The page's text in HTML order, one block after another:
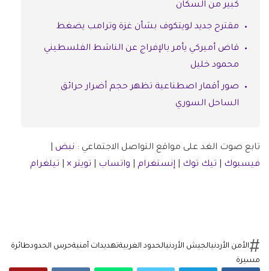
كبير من السكان
مقترح جديد لويتكوف بشأن غزة وترامب يضغط
قاض أميركي يأمر بالإفراج عن الناشط الفلسطيني
محمود خليل
صور أقمار اصطناعية تظهر حجم أضرار حرائق
الساحل السوري
تابع صوت الغد على مواقع التواصل الاجتماعي : نبض
فيسبوك
تيك توك إنستغرام واتساب تويتر × تيلغرام
الأمن الأردنيالجيش الأردنيالحدود الغربيةتهديدات أمنيةحرس الحدودطائرة
مسيرة